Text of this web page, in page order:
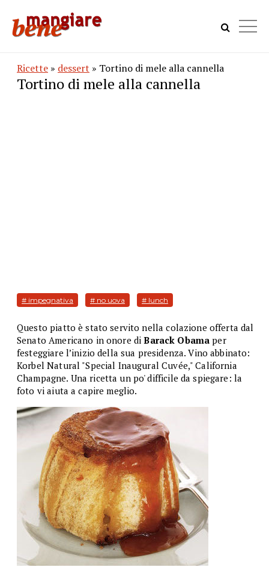
Ricette » dessert » Tortino di mele alla cannella
Tortino di mele alla cannella
# impegnativa # no uova # lunch
Questo piatto è stato servito nella colazione offerta dal
Senato Americano in onore diBarack Obama per
festeggiare l’inizio della sua presidenza. Vino abbinato:
Korbel Natural "Special Inaugural Cuvée," California
Champagne. Una ricetta un po' difficile da spiegare: la
foto vi aiuta a capire meglio.